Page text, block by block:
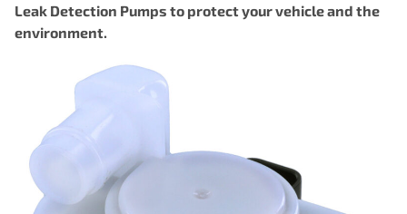
Leak Detection Pumps to protect your vehicle and the
environment.